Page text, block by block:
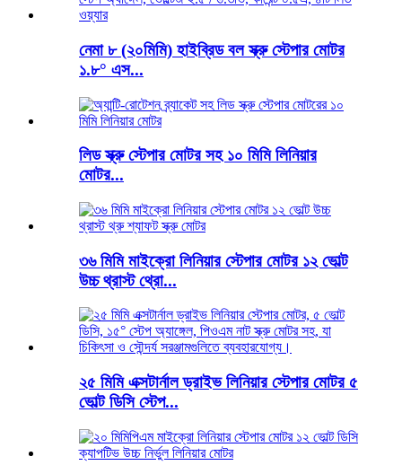
নেমা ৮ (২০মিমি) হাইব্রিড বল স্ক্রু স্টেপার মোটর
১.৮° এস...
লিড স্ক্রু স্টেপার মোটর সহ ১০ মিমি লিনিয়ার
মোটর...
৩৬ মিমি মাইক্রো লিনিয়ার স্টেপার মোটর ১২ ভোল্ট
উচ্চ থ্রাস্ট থ্রো...
২৫ মিমি এক্সটার্নাল ড্রাইভ লিনিয়ার স্টেপার মোটর ৫
ভোল্ট ডিসি স্টেপ...